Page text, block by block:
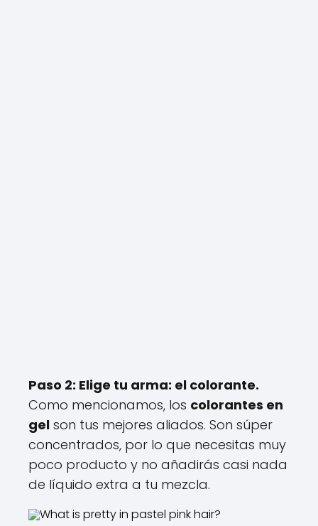
Paso 2: Elige tu arma: el colorante.
Como mencionamos, los colorantes en
gel son tus mejores aliados. Son súper
concentrados, por lo que necesitas muy
poco producto y no añadirás casi nada
de líquido extra a tu mezcla.